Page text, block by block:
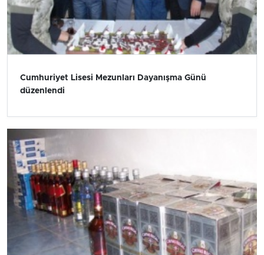
Cumhuriyet Lisesi Mezunları Dayanışma Günü
düzenlendi